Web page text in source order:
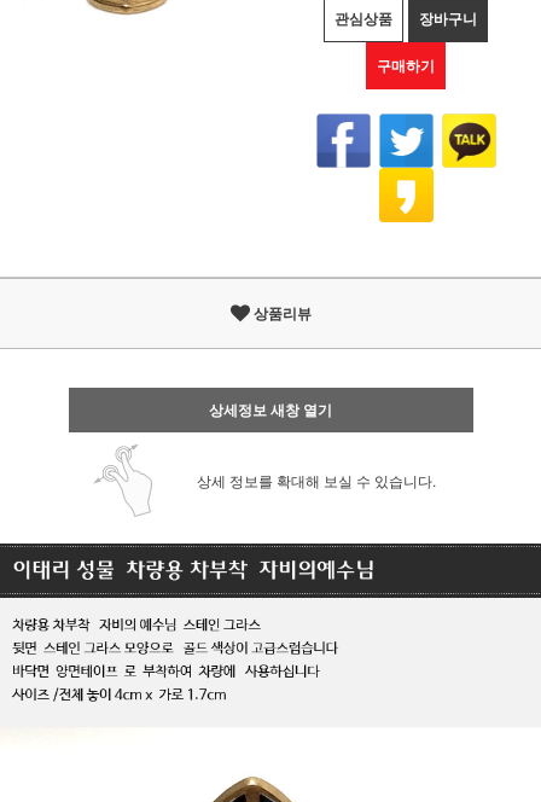
관심상품 장바구니
구매하기
상품리뷰
상세정보 새창 열기
상세 정보를 확대해 보실 수 있습니다.